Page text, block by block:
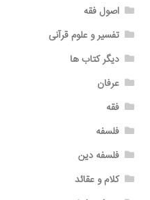
اصول فقه
تفسیر و علوم قرآنی
دیگر کتاب ها
عرفان
فقه
فلسفه
فلسفه دین
کلام و عقائد